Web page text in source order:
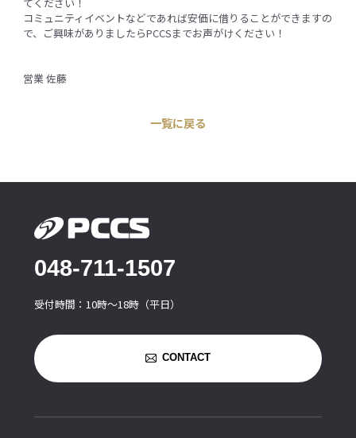
コミュニティイベントなどであれば安価に借りることができますの
で、ご興味がありましたらPCCSまでお声がけください！
営業 佐藤
一覧に戻る
048-711-1507
受付時間：10時〜18時（平日）
CONTACT